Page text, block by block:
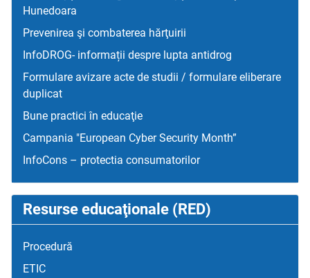
Hunedoara
Prevenirea şi combaterea hărţuirii
InfoDROG- informații despre lupta antidrog
Formulare avizare acte de studii / formulare eliberare
duplicat
Bune practici în educaţie
Campania "European Cyber Security Month”
InfoCons – protectia consumatorilor
Resurse educaţionale (RED)
Procedură
ETIC